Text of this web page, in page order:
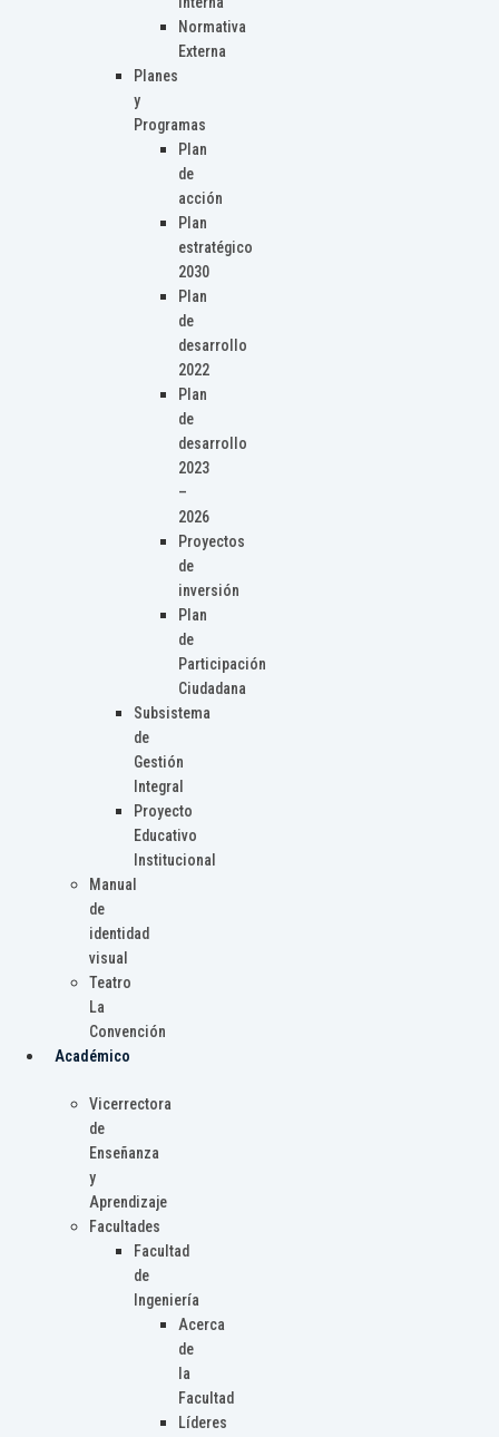
Normativa
Externa
Planes
y
Programas
Plan
de
acción
Plan
estratégico
2030
Plan
de
desarrollo
2022
Plan
de
desarrollo
2023
–
2026
Proyectos
de
inversión
Plan
de
Participación
Ciudadana
Subsistema
de
Gestión
Integral
Proyecto
Educativo
Institucional
Manual
de
identidad
visual
Teatro
La
Convención
Académico
Vicerrectora
de
Enseñanza
y
Aprendizaje
Facultades
Facultad
de
Ingeniería
Acerca
de
la
Facultad
Líderes